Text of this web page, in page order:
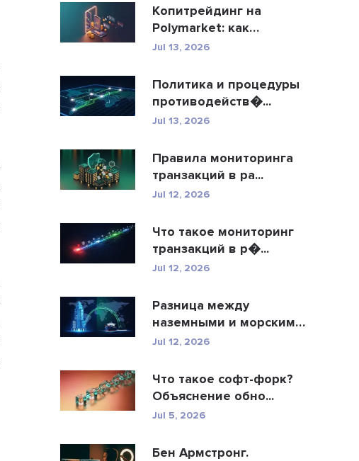
Копитрейдинг на
Polymarket: как
безопасн�...
Jul 13, 2026
Политика и процедуры
противодейств�...
Jul 13, 2026
Правила мониторинга
транзакций в ра...
Jul 12, 2026
Что такое мониторинг
транзакций в р�...
Jul 12, 2026
Разница между
наземными и морскими
�...
Jul 12, 2026
Что такое софт-форк?
Объяснение обно...
Jul 5, 2026
Бен Армстронг.